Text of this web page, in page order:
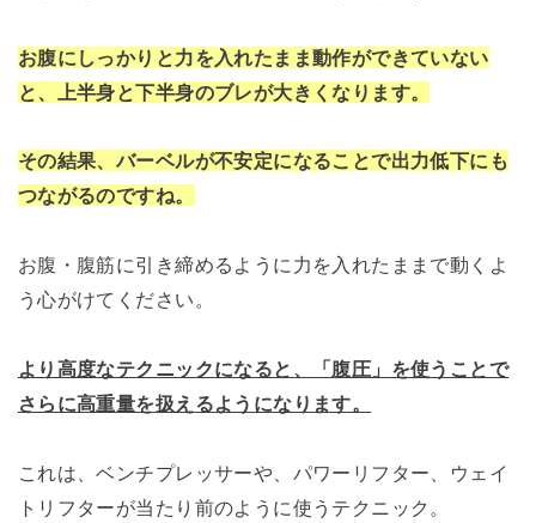
お腹にしっかりと力を入れたまま動作ができていない
と、上半身と下半身のブレが大きくなります。
その結果、バーベルが不安定になることで出力低下にも
つながるのですね。
お腹・腹筋に引き締めるように力を入れたままで動くよ
う心がけてください。
より高度なテクニックになると、「腹圧」を使うことで
さらに高重量を扱えるようになります。
これは、ベンチプレッサーや、パワーリフター、ウェイ
トリフターが当たり前のように使うテクニック。